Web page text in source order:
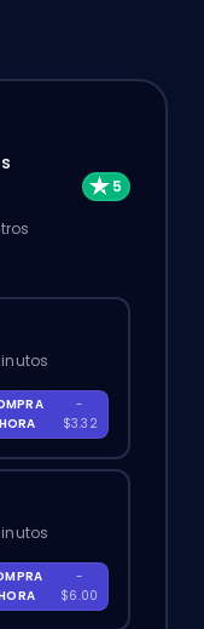
-
$3.32
-
$6.00